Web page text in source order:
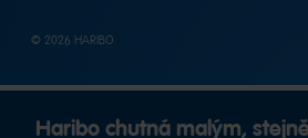
© 2026 HARIBO
Haribo chutná malým,